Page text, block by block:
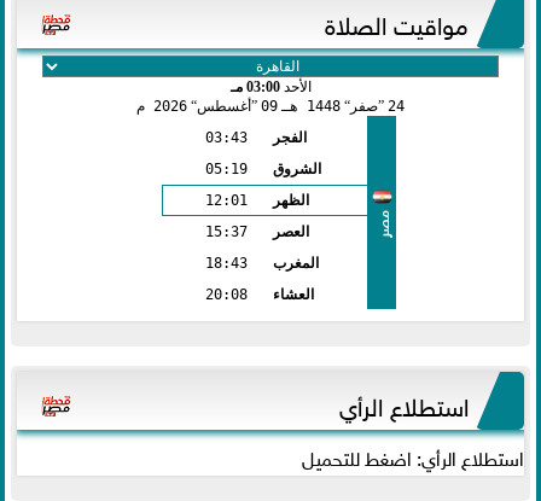
مواقيت الصلاة
الأحد03:00 مـ
24 صفر 1448 هـ 09 أغسطس 2026 م
مصر
الفجر
03:43
الشروق
05:19
الظهر
12:01
العصر
15:37
المغرب
18:43
العشاء
20:08
استطلاع الرأي
استطلاع الرأي: اضغط للتحميل